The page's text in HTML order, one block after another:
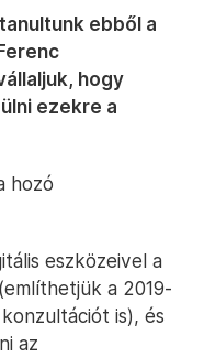
ebből a
hogy
ezekre a
hozó
eszközeivel a
a 2019-
is), és
az